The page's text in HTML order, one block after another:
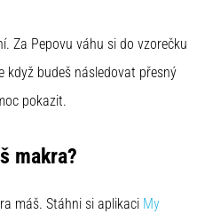
Za Pepovu váhu si do vzorečku
když budeš následovat přesný
pokazit.
makra?
máš. Stáhni si aplikaci My